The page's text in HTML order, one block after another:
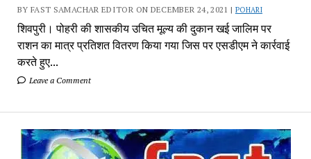
BY FAST SAMACHAR EDITOR ON DECEMBER 24, 2021 | POHARI
शिवपुरी। पोहरी की शासकीय उचित मूल्य की दुकान खई जालिम पर
राशन का मात्र प्रतिशत वितरण किया गया जिस पर एसडीएम ने कार्रवाई
करते हुए...
Leave a Comment